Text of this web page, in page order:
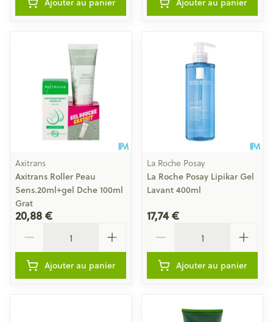
Ajouter au panier Ajouter au panier
Axitrans
Axitrans Roller Peau
Sens.20ml+gel Dche 100ml
Grat
20,88 €
Ajouter au panier
La Roche Posay
La Roche Posay Lipikar Gel
Lavant 400ml
17,74 €
Ajouter au panier